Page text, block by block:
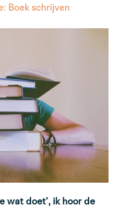
Boek schrijven
wat doet’, ik hoor de